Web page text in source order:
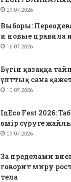
29.07.2026
Выборы:
и новые правила
16.07.2026
Бүгін қазаққа
ұлттық сана
10.07.2026
InEco Fest 2026:
өмір сүруге
09.07.2026
За пределами
говорит миру
тела